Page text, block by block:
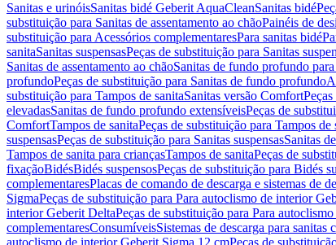
Sanitas e urinóisSanitas bidé Geberit AquaCleanSanitas bidé
substituição para Sanitas de assentamento ao chãoPainéis de
substituição para Acessórios complementaresPara sanitas bidé
sanitaSanitas suspensasPeças de substituição para Sanitas
Sanitas de assentamento ao chãoSanitas de fundo profundo
profundoPeças de substituição para Sanitas de fundo profundo
substituição para Tampos de sanitaSanitas versão Comfort
elevadasSanitas de fundo profundo extensíveisPeças de
ComfortTampos de sanitaPeças de substituição para Tampos de
suspensasPeças de substituição para Sanitas suspensasSanitas
Tampos de sanita para criançasTampos de sanitaPeças de
fixaçãoBidésBidés suspensosPeças de substituição para Bidés
complementaresPlacas de comando de descarga e sistemas de
SigmaPeças de substituição para Para autoclismo de interior
interior Geberit DeltaPeças de substituição para Para
complementaresConsumíveisSistemas de descarga para
autoclismo de interior Geberit Sigma 12 cmPeças de